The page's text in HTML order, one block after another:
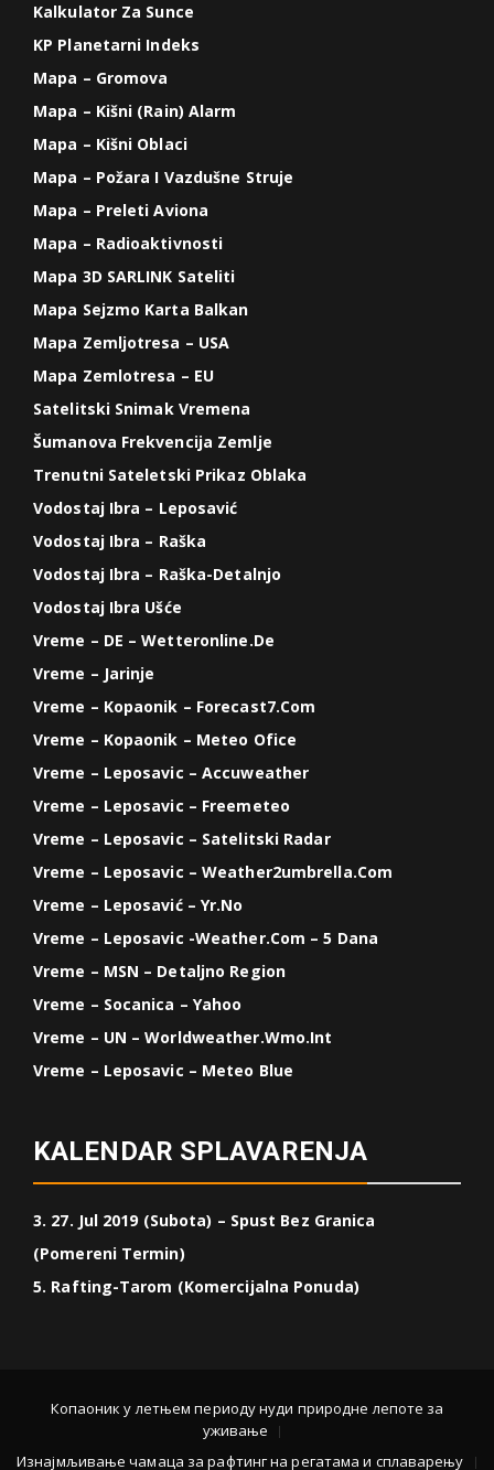
Kalkulator Za Sunce
KP Planetarni Indeks
Mapa – Gromova
Mapa – Kišni (Rain) Alarm
Mapa – Kišni Oblaci
Mapa – Požara I Vazdušne Struje
Mapa – Preleti Aviona
Mapa – Radioaktivnosti
Mapa 3D SARLINK Sateliti
Mapa Sejzmo Karta Balkan
Mapa Zemljotresa – USA
Mapa Zemlotresa – EU
Satelitski Snimak Vremena
Šumanova Frekvencija Zemlje
Trenutni Sateletski Prikaz Oblaka
Vodostaj Ibra – Leposavić
Vodostaj Ibra – Raška
Vodostaj Ibra – Raška-Detalnjo
Vodostaj Ibra Ušće
Vreme – DE – Wetteronline.de
Vreme – Jarinje
Vreme – Kopaonik – Forecast7.com
Vreme – Kopaonik – Meteo Ofice
Vreme – Leposavic – Accuweather
Vreme – Leposavic – Freemeteo
Vreme – Leposavic – Satelitski Radar
Vreme – Leposavic – Weather2umbrella.com
Vreme – Leposavić – Yr.no
Vreme – Leposavic -weather.com – 5 Dana
Vreme – MSN – Detaljno Region
Vreme – Socanica – Yahoo
Vreme – UN – Worldweather.wmo.int
Vreme – Leposavic – Meteo Blue
KALENDAR SPLAVARENJA
3. 27. Jul 2019 (Subota) – Spust Bez Granica
(Pomereni Termin)
5. Rafting-Tarom (Komercijalna Ponuda)
Копаоник у летњем периоду нуди природне лепоте за
уживање
Изнајмљивање чамаца за рафтинг на регатама и сплаварењу